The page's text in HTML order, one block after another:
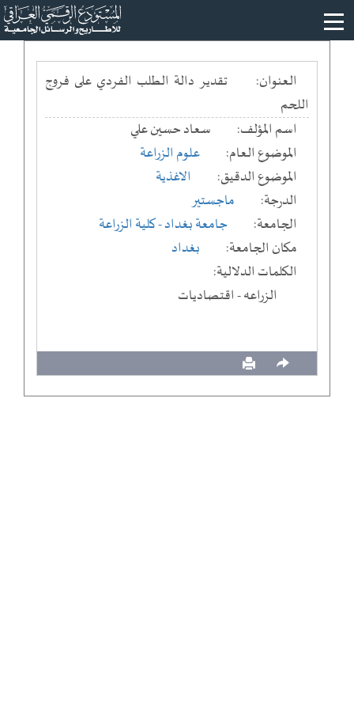
العنوان:
تقدير دالة الطلب الفردي على فروج
اللحم
اسم المؤلف:
سعاد حسين علي
الموضوع العام:
علوم الزراعة
الموضوع الدقيق:
الاغذية
الدرجة:
ماجستير
الجامعة:
جامعة بغداد- كلية الزراعة
مكان الجامعة:
بغداد
الكلمات الدلالية:
الزراعه - اقتصاديات